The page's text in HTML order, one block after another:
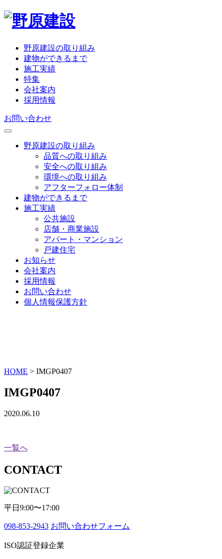
野原建設の取り組み
建物ができるまで
施工実績
特集
会社案内
採用情報
お問い合わせ
野原建設の取り組み
品質への取り組み
安全への取り組み
環境への取り組み
アフターフォロー体制
建物ができるまで
施工実績
公共施設
店舗・商業施設
アパート・マンション
戸建住宅
お知らせ
会社案内
採用情報
お問い合わせ
個人情報保護方針
HOME > IMGP0407
IMGP0407
2020.06.10
一覧へ
CONTACT
平日9:00〜17:00
098-853-2943 お問い合わせフォーム
ISO認証登録企業